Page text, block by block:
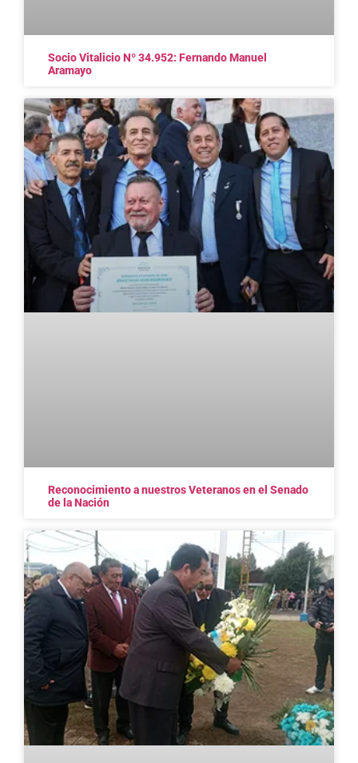
Socio Vitalicio Nº 34.952: Fernando Manuel
Aramayo
Reconocimiento a nuestros Veteranos en el Senado
de la Nación